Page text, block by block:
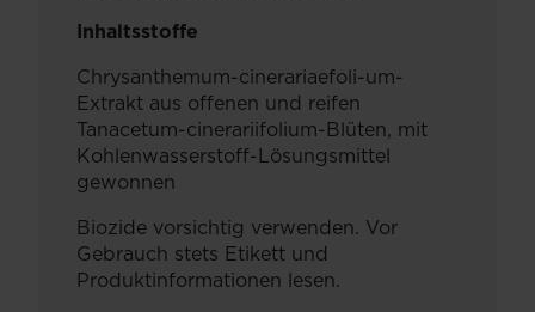
Inhaltsstoffe
Chrysanthemum-cinerariaefoli-um-
Extrakt aus offenen und reifen
Tanacetum-cinerariifolium-Blüten, mit
Kohlenwasserstoff-Lösungsmittel
gewonnen
Biozide vorsichtig verwenden. Vor
Gebrauch stets Etikett und
Produktinformationen lesen.